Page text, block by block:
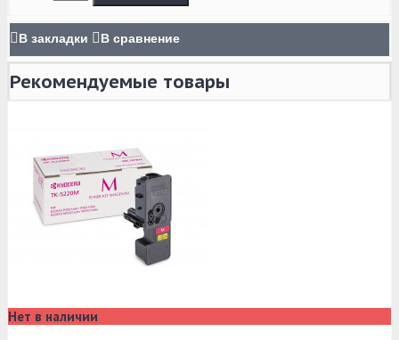
В закладки В сравнение
Рекомендуемые товары
Нет в наличии